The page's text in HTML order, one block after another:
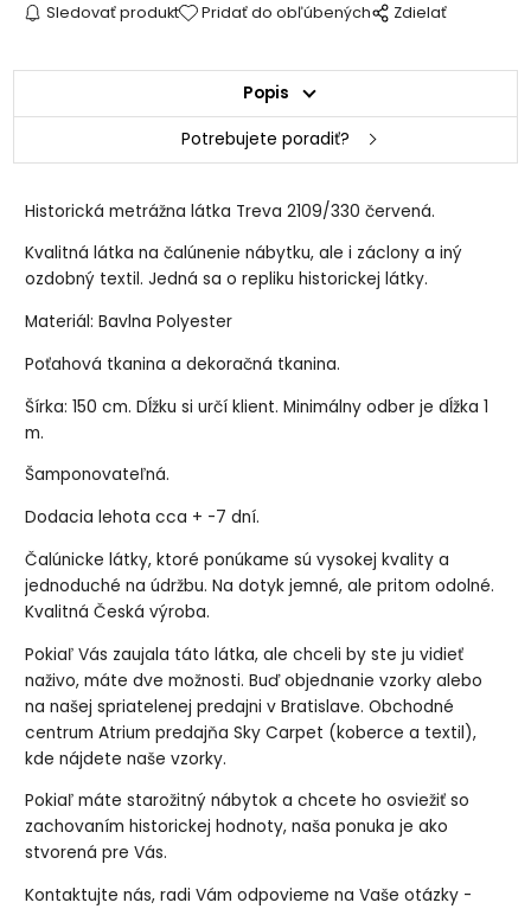
Sledovať produkt Pridať do obľúbených Zdielať
Popis
Potrebujete poradiť?
Historická metrážna látka Treva 2109/330 červená.
Kvalitná látka na čalúnenie nábytku, ale i záclony a iný
ozdobný textil. Jedná sa o repliku historickej látky.
Materiál: Bavlna Polyester
Poťahová tkanina a dekoračná tkanina.
Šírka: 150 cm. Dĺžku si určí klient. Minimálny odber je dĺžka 1
m.
Šamponovateľná.
Dodacia lehota cca + -7 dní.
Čalúnicke látky, ktoré ponúkame sú vysokej kvality a
jednoduché na údržbu. Na dotyk jemné, ale pritom odolné.
Kvalitná Česká výroba.
Pokiaľ Vás zaujala táto látka, ale chceli by ste ju vidieť
naživo, máte dve možnosti. Buď objednanie vzorky alebo
na našej spriatelenej predajni v Bratislave. Obchodné
centrum Atrium predajňa Sky Carpet (koberce a textil),
kde nájdete naše vzorky.
Pokiaľ máte starožitný nábytok a chcete ho osviežiť so
zachovaním historickej hodnoty, naša ponuka je ako
stvorená pre Vás.
Kontaktujte nás, radi Vám odpovieme na Vaše otázky -